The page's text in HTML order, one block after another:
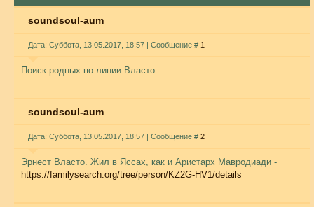
soundsoul-aum
Дата: Суббота, 13.05.2017, 18:57 | Сообщение # 1
Поиск родных по линии Власто
soundsoul-aum
Дата: Суббота, 13.05.2017, 18:57 | Сообщение # 2
Эрнест Власто. Жил в Яссах, как и Аристарх Мавродиади -
https://familysearch.org/tree/person/KZ2G-HV1/details